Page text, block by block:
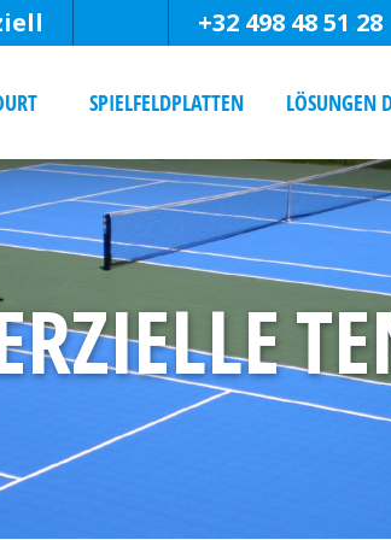
+32 498 48 51 28
SPIELFELDPLATTEN LÖSUNGEN